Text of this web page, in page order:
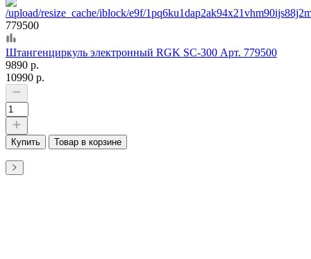
779500
Штангенциркуль электронный RGK SC-300 Арт. 779500
9890 р.
10990 р.
Купить Товар в корзине